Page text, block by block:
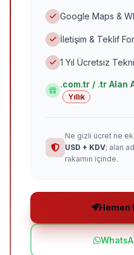
Google Maps &
İletişim & Teklif
1 Yıl Ücretsiz
.com.tr / .tr Alan
Yıllık
Ne gizli ücret ne ek
USD + KDV; alan
rakamın içinde.
Hemen